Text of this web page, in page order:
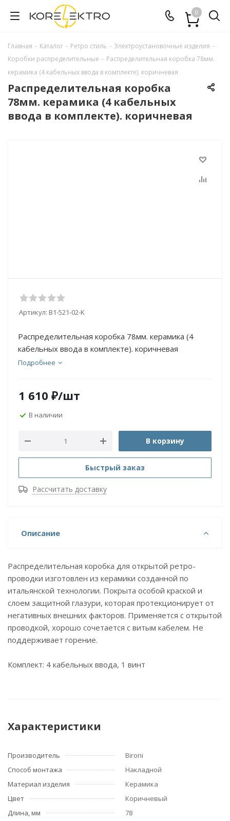
0
Главная - Каталог - Ретро стиль - Электроустановочные изделия -
Коробки распределительные - Распределительная коробка 78мм.
керамика (4 кабельных ввода в комплекте). коричневая
Распределительная коробка
78мм. керамика (4 кабельных
ввода в комплекте). коричневая
Артикул: B1-521-02-K
Распределительная коробка 78мм. керамика (4
кабельных ввода в комплекте). коричневая
Подробнее
1 610 ₽/шт
В наличии
В корзину
Быстрый заказ
Рассчитать доставку
Описание
Распределительная коробка для открытой ретро-
проводки изготовлен из керамики созданной по
итальянской технологии. Покрыта особой краской и
слоем защитной глазури, которая протекционирует от
негативных внешних факторов. Применяется с открытой
проводкой, хорошо сочетается с витым кабелем. Не
поддерживает горение.
Комплект: 4 кабельных ввода, 1 винт
Характеристики
Производитель
Bironi
Способ монтажа
Накладной
Материал изделия
Керамика
Цвет
Коричневый
Длина, мм
78